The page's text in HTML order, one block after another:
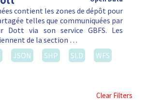
contient les zones de dépôt pour
telles que communiquées par
Dott via son service GBFS. Les
de la section …
JSON SHP SLD
WFS
Clear Filters